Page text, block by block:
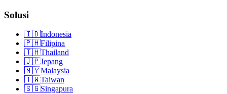
Solusi
🇮🇩Indonesia
🇵🇭Filipina
🇹🇭Thailand
🇯🇵Jepang
🇲🇾Malaysia
🇹🇼Taiwan
🇸🇬Singapura